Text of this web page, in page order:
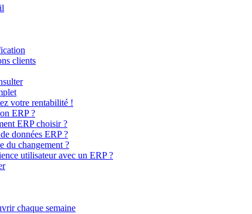
clients
votre rentabilité !
ERP ?
ERP choisir ?
données ERP ?
du changement ?
utilisateur avec un ERP ?
chaque semaine